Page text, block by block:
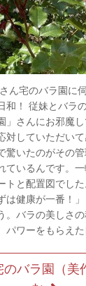
宅のバラ園に伺
和！ 従妹とバラ
」さんにお邪魔
していただいて
いたのがその
ているんです。
と配置図でした
は健康が一番！
。バラの美しさ
ワーをもらえた
バラ園（美